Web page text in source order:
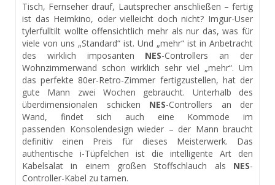
Tisch, Fernseher drauf, Lautsprecher anschließen – fertig
ist das Heimkino, oder vielleicht doch nicht? Imgur-User
tylerfulltilt wollte offensichtlich mehr als nur das, was für
viele von uns „Standard“ ist. Und „mehr“ ist in Anbetracht
des wirklich imposanten NES-Controllers an der
Wohnzimmerwand schon wirklich sehr viel „mehr“. Um
das perfekte 80er-Retro-Zimmer fertigzustellen, hat der
gute Mann zwei Wochen gebraucht. Unterhalb des
überdimensionalen schicken NES-Controllers an der
Wand, findet sich auch eine Kommode im
passenden Konsolendesign wieder – der Mann braucht
definitiv einen Preis für dieses Meisterwerk. Das
authentische i-Tüpfelchen ist die intelligente Art den
Kabelsalat in einem großen Stoffschlauch als NES-
Controller-Kabel zu tarnen.